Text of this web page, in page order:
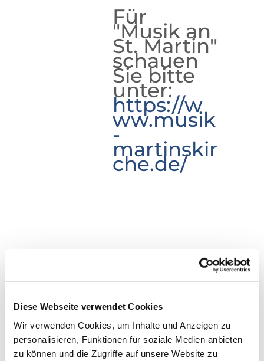
Diese Webseite verwendet Cookies
Wir verwenden Cookies, um Inhalte und Anzeigen zu
personalisieren, Funktionen für soziale Medien anbieten
zu können und die Zugriffe auf unsere Website zu
Für
"Musik an
St. Martin"
schauen
Sie bitte
unter:
https://w
ww.musik
-
martinskir
che.de/
Nagelkreuz-Andacht in der
Martinskirche (Chorkirche)